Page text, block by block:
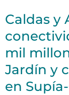
Caldas y
mil
Jardín y
en